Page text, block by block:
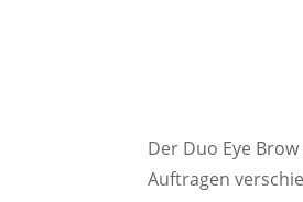
Der Duo Eye
Auftragen